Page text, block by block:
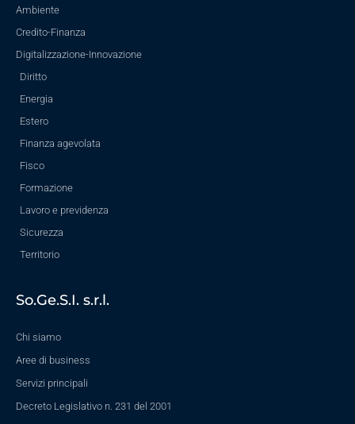
Ambiente
Credito-Finanza
Digitalizzazione-Innovazione
Diritto
Energia
Estero
Finanza agevolata
Fisco
Formazione
Lavoro e previdenza
Sicurezza
Territorio
So.Ge.S.I. s.r.l.
Chi siamo
Aree di business
Servizi principali
Decreto Legislativo n. 231 del 2001